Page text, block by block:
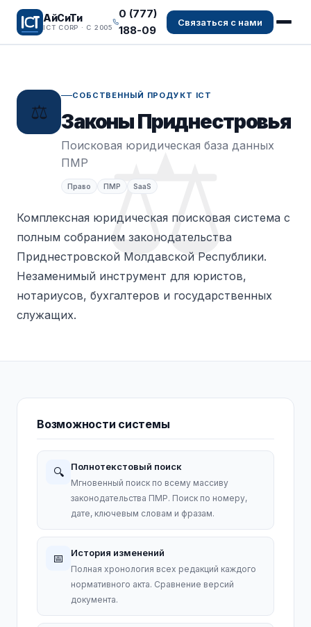
АйСиТи
ICT CORP · С 2005
0 (777)
188-09
Связаться с нами
⚖️
⚖️
СОБСТВЕННЫЙ ПРОДУКТ ICT
Законы Приднестровья
Поисковая юридическая база данных
ПМР
Право ПМР SaaS
Комплексная юридическая поисковая система с
полным собранием законодательства
Приднестровской Молдавской Республики.
Незаменимый инструмент для юристов,
нотариусов, бухгалтеров и государственных
служащих.
Возможности системы
🔍 Полнотекстовый поиск
Мгновенный поиск по всему массиву
законодательства ПМР. Поиск по номеру,
дате, ключевым словам и фразам.
📅 История изменений
Полная хронология всех редакций каждого
нормативного акта. Сравнение версий
документа.